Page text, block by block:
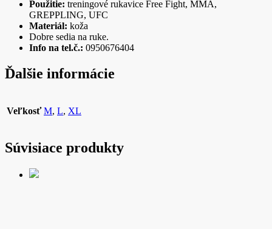
Použitie: treningové rukavice Free Fight, MMA,
GREPPLING, UFC
Materiál: koža
Dobre sedia na ruke.
Info na tel.č.: 0950676404
Ďalšie informácie
Veľkosť M, L, XL
Súvisiace produkty